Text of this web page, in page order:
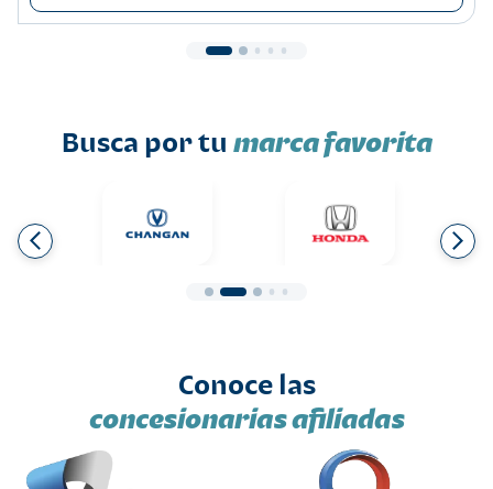
Busca por tu marca favorita
Conoce las
concesionarias afiliadas